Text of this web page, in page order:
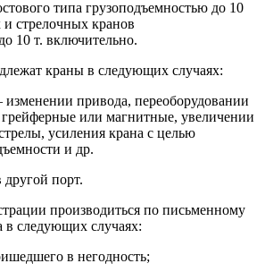
типа грузоподъемностью до 10
стрелочных кранов
10 т. включительно.
краны в следующих случаях:
изменении привода, переоборудовании
или магнитные, увеличении
усиления крана с целью
и др.
другой порт.
производиться по письменному
в следующих случаях:
в негодность;